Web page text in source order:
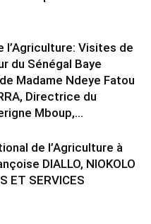
l’Agriculture: Visites de
du Sénégal Baye
Madame Ndeye Fatou
Directrice du
Mboup,...
de l’Agriculture à
DIALLO, NIOKOLO
ET SERVICES